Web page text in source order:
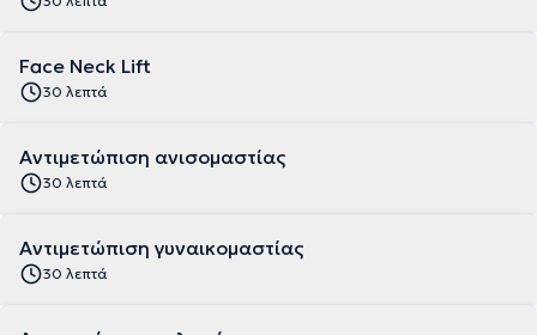
Face Neck Lift
30 λεπτά
Αντιμετώπιση ανισομαστίας
30 λεπτά
Αντιμετώπιση γυναικομαστίας
30 λεπτά